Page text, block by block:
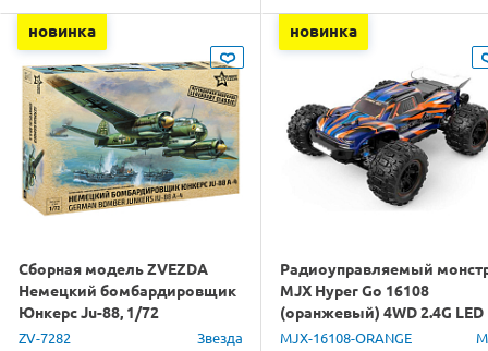
новинка
Сборная модель ZVEZDA
Немецкий бомбардировщик
Юнкерс Ju-88, 1/72
ZV-7282 Звезда
новинка
Радиоуправляемый
MJX Hyper Go 16108
(оранжевый) 4WD 2.4G LED
1/16 RTR
MJX-16108-ORANGE